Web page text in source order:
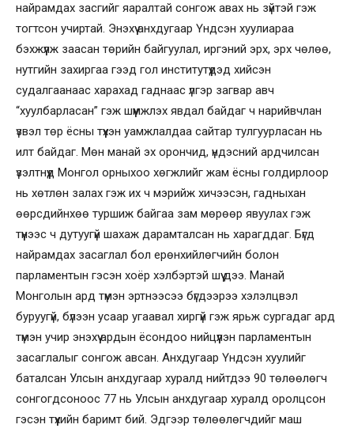
найрамдах засгийг яаралтай сонгож авах нь зүйтэй гэж
тогтсон учиртай. Энэхүү анхдугаар Үндсэн хуулиараа
бэхжүүлж заасан төрийн байгуулал, иргэний эрх, эрх чөлөө,
нутгийн захиргаа гээд гол институтүүдэд хийсэн
судалгаанаас харахад гаднаас үлгэр загвар авч
“хуулбарласан” гэж шүүмжлэх явдал байдаг ч нарийвчлан
үзвэл төр ёсны түүхэн уамжлалдаа сайтар тулгуурласан нь
илт байдаг. Мөн манай эх орончид, үндэсний ардчилсан
үзэлтнүүд Монгол орныхоо хөгжлийг жам ёсны голдирлоор
нь хөтлөн залах гэж их ч мэрийж хичээсэн, гадныхан
өөрсдийнхөө туршиж байгаа зам мөрөөр явуулах гэж
түүнээс ч дутуугүй шахаж дарамталсан нь харагддаг. Бүгд
найрамдах засаглал бол ерөнхийлөгчийн болон
парламентын гэсэн хоёр хэлбэртэй шүү дээ. Манай
Монголын ард түмэн эртнээсээ бүгдээрээ хэлэлцвэл
буруугүй, бүлээн усаар угаавал хиргүй гэж ярьж сургадаг ард
түмэн учир энэхүү ардын ёсондоо нийцүүлэн парламентын
засаглалыг сонгож авсан. Анхдугаар Үндсэн хуулийг
баталсан Улсын анхдугаар хуралд нийтдээ 90 төлөөлөгч
сонгогдсоноос 77 нь Улсын анхдугаар хуралд оролцсон
гэсэн түүхийн баримт бий. Эдгээр төлөөлөгчдийг маш